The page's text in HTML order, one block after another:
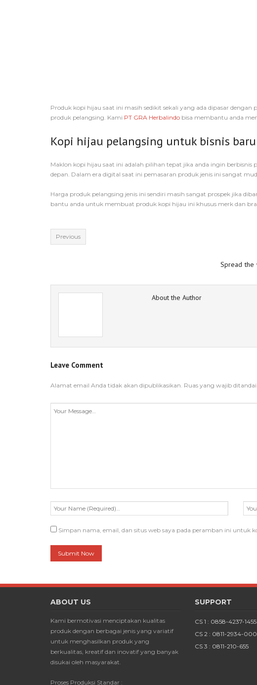
Produk kopi hijau saat ini masih sedikit sekali yang ada dipasar
produk pelangsing. Kami PT GRA Herbalindo bisa membantu anda
Kopi hijau pelangsing untuk bisnis
Maklon kopi hijau saat ini adalah pilihan tepat jika anda ingin
depan. Dalam era digital saat ini pemasaran produk jenis ini sangat
Harga produk pelangsing jenis ini sendiri masih sangat prospek jika
bantu anda untuk membuat produk kopi hijau ini khusus merk dan
Previous
Spread the
About the Author
Leave Comment
Alamat email Anda tidak akan dipublikasikan. Ruas yang wajib ditandai
Simpan nama, email, dan situs web saya pada peramban ini untuk
ABOUT US
Kami bermotivasi menciptakan kualitas
produk dengan berbagai jenis yang variatif
untuk menghasilkan produk yang
berkualitas, kreatif dan inovatif yang banyak
disukai oleh masyarakat.
Proses Produksi Standar :
SUPPORT
CS 1 : 0858-4237-1455
CS 2 : 0811-2934-000
CS 3 : 0811-210-655